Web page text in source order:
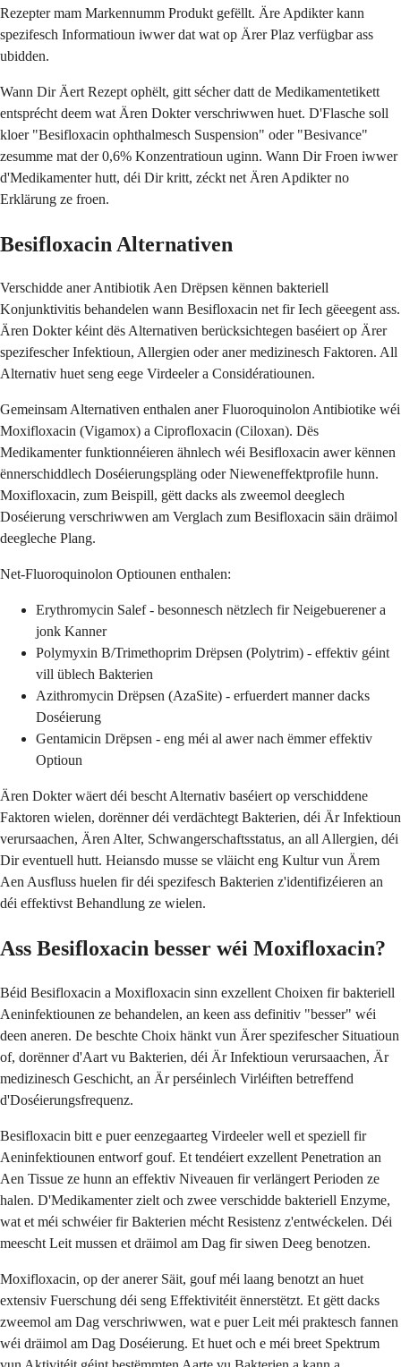
Rezepter mam Markennumm Produkt gefëllt. Äre Apdikter kann
spezifesch Informatioun iwwer dat wat op Ärer Plaz verfügbar ass
ubidden.
Wann Dir Äert Rezept ophëlt, gitt sécher datt de Medikamentetikett
entsprécht deem wat Ären Dokter verschriwwen huet. D'Flasche soll
kloer "Besifloxacin ophthalmesch Suspension" oder "Besivance"
zesumme mat der 0,6% Konzentratioun uginn. Wann Dir Froen iwwer
d'Medikamenter hutt, déi Dir kritt, zéckt net Ären Apdikter no
Erklärung ze froen.
Besifloxacin Alternativen
Verschidde aner Antibiotik Aen Drëpsen kënnen bakteriell
Konjunktivitis behandelen wann Besifloxacin net fir Iech gëeegent ass.
Ären Dokter kéint dës Alternativen berücksichtegen baséiert op Ärer
spezifescher Infektioun, Allergien oder aner medizinesch Faktoren. All
Alternativ huet seng eege Virdeeler a Considératiounen.
Gemeinsam Alternativen enthalen aner Fluoroquinolon Antibiotike wéi
Moxifloxacin (Vigamox) a Ciprofloxacin (Ciloxan). Dës
Medikamenter funktionnéieren ähnlech wéi Besifloxacin awer kënnen
ënnerschiddlech Doséierungspläng oder Nieweneffektprofile hunn.
Moxifloxacin, zum Beispill, gëtt dacks als zweemol deeglech
Doséierung verschriwwen am Verglach zum Besifloxacin säin dräimol
deegleche Plang.
Net-Fluoroquinolon Optiounen enthalen:
Erythromycin Salef - besonnesch nëtzlech fir Neigebuerener a
jonk Kanner
Polymyxin B/Trimethoprim Drëpsen (Polytrim) - effektiv géint
vill üblech Bakterien
Azithromycin Drëpsen (AzaSite) - erfuerdert manner dacks
Doséierung
Gentamicin Drëpsen - eng méi al awer nach ëmmer effektiv
Optioun
Ären Dokter wäert déi bescht Alternativ baséiert op verschiddene
Faktoren wielen, dorënner déi verdächtegt Bakterien, déi Är Infektioun
verursaachen, Ären Alter, Schwangerschaftsstatus, an all Allergien, déi
Dir eventuell hutt. Heiansdo musse se vläicht eng Kultur vun Ärem
Aen Ausfluss huelen fir déi spezifesch Bakterien z'identifizéieren an
déi effektivst Behandlung ze wielen.
Ass Besifloxacin besser wéi Moxifloxacin?
Béid Besifloxacin a Moxifloxacin sinn exzellent Choixen fir bakteriell
Aeninfektiounen ze behandelen, an keen ass definitiv "besser" wéi
deen aneren. De beschte Choix hänkt vun Ärer spezifescher Situatioun
of, dorënner d'Aart vu Bakterien, déi Är Infektioun verursaachen, Är
medizinesch Geschicht, an Är perséinlech Virléiften betreffend
d'Doséierungsfrequenz.
Besifloxacin bitt e puer eenzegaarteg Virdeeler well et speziell fir
Aeninfektiounen entworf gouf. Et tendéiert exzellent Penetration an
Aen Tissue ze hunn an effektiv Niveauen fir verlängert Perioden ze
halen. D'Medikamenter zielt och zwee verschidde bakteriell Enzyme,
wat et méi schwéier fir Bakterien mécht Resistenz z'entwéckelen. Déi
meescht Leit mussen et dräimol am Dag fir siwen Deeg benotzen.
Moxifloxacin, op der anerer Säit, gouf méi laang benotzt an huet
extensiv Fuerschung déi seng Effektivitéit ënnerstëtzt. Et gëtt dacks
zweemol am Dag verschriwwen, wat e puer Leit méi praktesch fannen
wéi dräimol am Dag Doséierung. Et huet och e méi breet Spektrum